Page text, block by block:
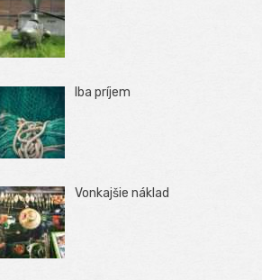
Iba príjem
Vonkajšie náklad